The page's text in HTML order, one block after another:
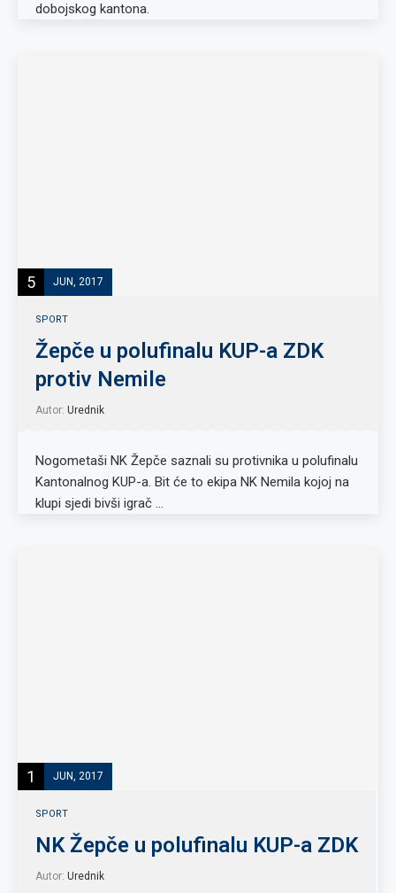
dobojskog kantona.
5 JUN, 2017
SPORT
Žepče u polufinalu KUP-a ZDK
protiv Nemile
Autor: Urednik
Nogometaši NK Žepče saznali su protivnika u polufinalu
Kantonalnog KUP-a. Bit će to ekipa NK Nemila kojoj na
klupi sjedi bivši igrač …
1 JUN, 2017
SPORT
NK Žepče u polufinalu KUP-a ZDK
Autor: Urednik